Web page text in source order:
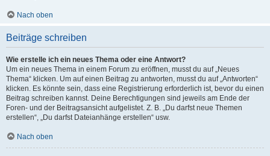
Nach oben
Beiträge schreiben
Wie erstelle ich ein neues Thema oder eine Antwort?
Um ein neues Thema in einem Forum zu eröffnen, musst du auf „Neues
Thema“ klicken. Um auf einen Beitrag zu antworten, musst du auf „Antworten“
klicken. Es könnte sein, dass eine Registrierung erforderlich ist, bevor du einen
Beitrag schreiben kannst. Deine Berechtigungen sind jeweils am Ende der
Foren- und der Beitragsansicht aufgelistet. Z. B. „Du darfst neue Themen
erstellen“, „Du darfst Dateianhänge erstellen“ usw.
Nach oben